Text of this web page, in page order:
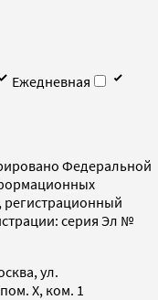
Ежедневная
Федеральной
регистрационный
серия Эл №
ул.
X, ком. 1